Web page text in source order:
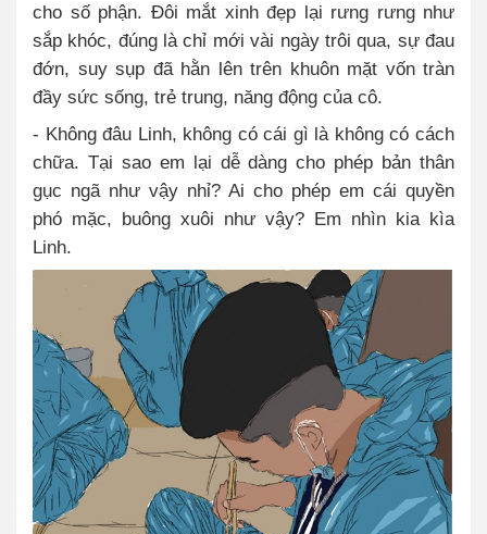
cho số phận. Đôi mắt xinh đẹp lại rưng rưng như
sắp khóc, đúng là chỉ mới vài ngày trôi qua, sự đau
đớn, suy sụp đã hằn lên trên khuôn mặt vốn tràn
đầy sức sống, trẻ trung, năng động của cô.
- Không đâu Linh, không có cái gì là không có cách
chữa. Tại sao em lại dễ dàng cho phép bản thân
gục ngã như vậy nhỉ? Ai cho phép em cái quyền
phó mặc, buông xuôi như vậy? Em nhìn kia kìa
Linh.